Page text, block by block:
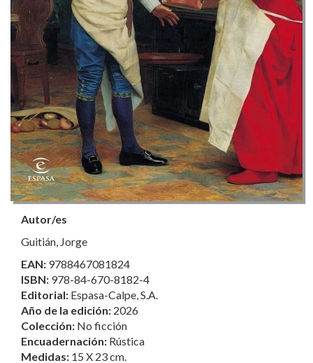
Autor/es
Guitián, Jorge
EAN: 9788467081824
ISBN: 978-84-670-8182-4
Editorial: Espasa-Calpe, S.A.
Año de la edición: 2026
Colección: No ficción
Encuadernación: Rústica
Medidas: 15 X 23 cm.